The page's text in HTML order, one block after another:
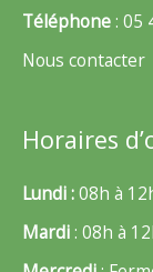
Téléphone: 05
Nous contacter
Horaires
Lundi :08h à
Mardi: 08h à